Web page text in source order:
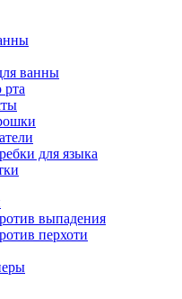
ванны
рта
для языка
выпадения
перхоти